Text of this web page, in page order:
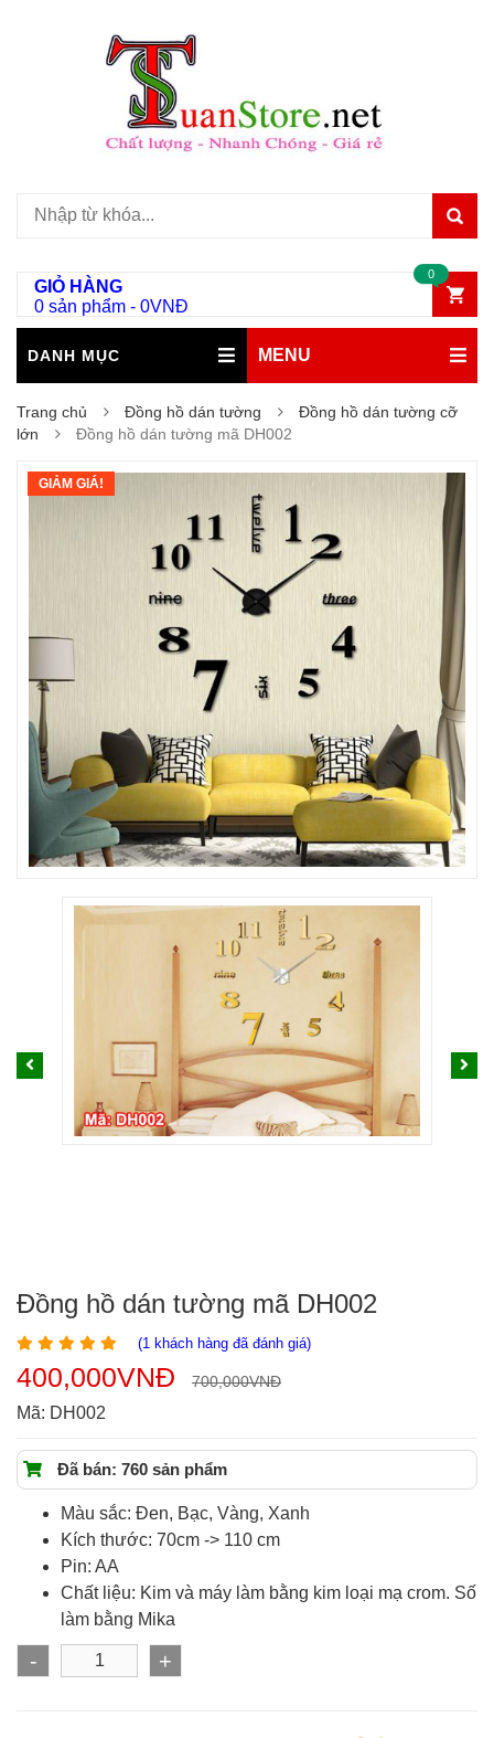
GIỎ HÀNG
0 sản phẩm - 0VNĐ
0
DANH MỤC MENU
Trang chủ Đồng hồ dán tường
Đồng hồ dán tường cỡ
lớn
Đồng hồ dán tường mã DH002
GIẢM GIÁ!
Đồng hồ dán tường mã DH002
(1 khách hàng đã đánh giá)
700,000VNĐ
400,000VNĐ
Mã: DH002
Đã bán: 760 sản phẩm
Màu sắc: Đen, Bạc, Vàng, Xanh
Kích thước: 70cm -> 110 cm
Pin: AA
Chất liệu: Kim và máy làm bằng kim loại mạ crom. Số
làm bằng Mika
- +